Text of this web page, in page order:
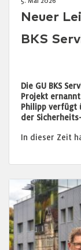
Neuer
BKS
Die GU BKS
Projekt
Philipp verfügt
der
In dieser Zeit